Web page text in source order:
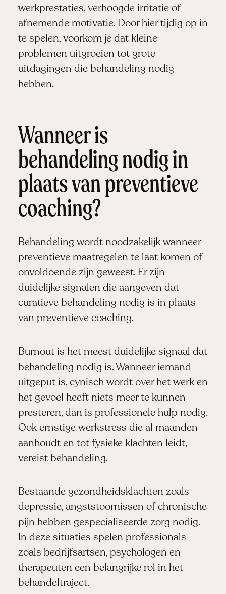
werkprestaties, verhoogde irritatie of
afnemende motivatie. Door hier tijdig op in
te spelen, voorkom je dat kleine
problemen uitgroeien tot grote
uitdagingen die behandeling nodig
hebben.
Wanneer is
behandeling nodig in
plaats van preventieve
coaching?
Behandeling wordt noodzakelijk wanneer
preventieve maatregelen te laat komen of
onvoldoende zijn geweest. Er zijn
duidelijke signalen die aangeven dat
curatieve behandeling nodig is in plaats
van preventieve coaching.
Burnout is het meest duidelijke signaal dat
behandeling nodig is. Wanneer iemand
uitgeput is, cynisch wordt over het werk en
het gevoel heeft niets meer te kunnen
presteren, dan is professionele hulp nodig.
Ook ernstige werkstress die al maanden
aanhoudt en tot fysieke klachten leidt,
vereist behandeling.
Bestaande gezondheidsklachten zoals
depressie, angststoornissen of chronische
pijn hebben gespecialiseerde zorg nodig.
In deze situaties spelen professionals
zoals bedrijfsartsen, psychologen en
therapeuten een belangrijke rol in het
behandeltraject.